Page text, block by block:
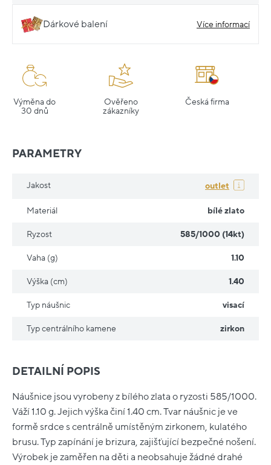
Dárkové balení Více informací
Výměna do
30 dnů
Ověřeno
zákazníky
Česká firma
DETAILNÍ POPIS
Náušnice jsou vyrobeny z bílého zlata o ryzosti 585/1000.
Váží 1.10 g. Jejich výška činí 1.40 cm. Tvar náušnic je ve
formě srdce s centrálně umístěným zirkonem, kulatého
brusu. Typ zapínání je brizura, zajišťující bezpečné nošení.
Výrobek je zaměřen na děti a neobsahuje žádné drahé
PARAMETRY
Jakost outlet
Materiál bílé zlato
Ryzost 585/1000 (14kt)
Vaha (g) 1.10
Výška (cm) 1.40
Typ náušnic visací
Typ centrálního kamene zirkon